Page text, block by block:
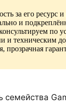
за его
и
и техническим